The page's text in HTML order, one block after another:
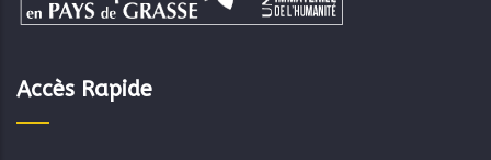
Accès Rapide